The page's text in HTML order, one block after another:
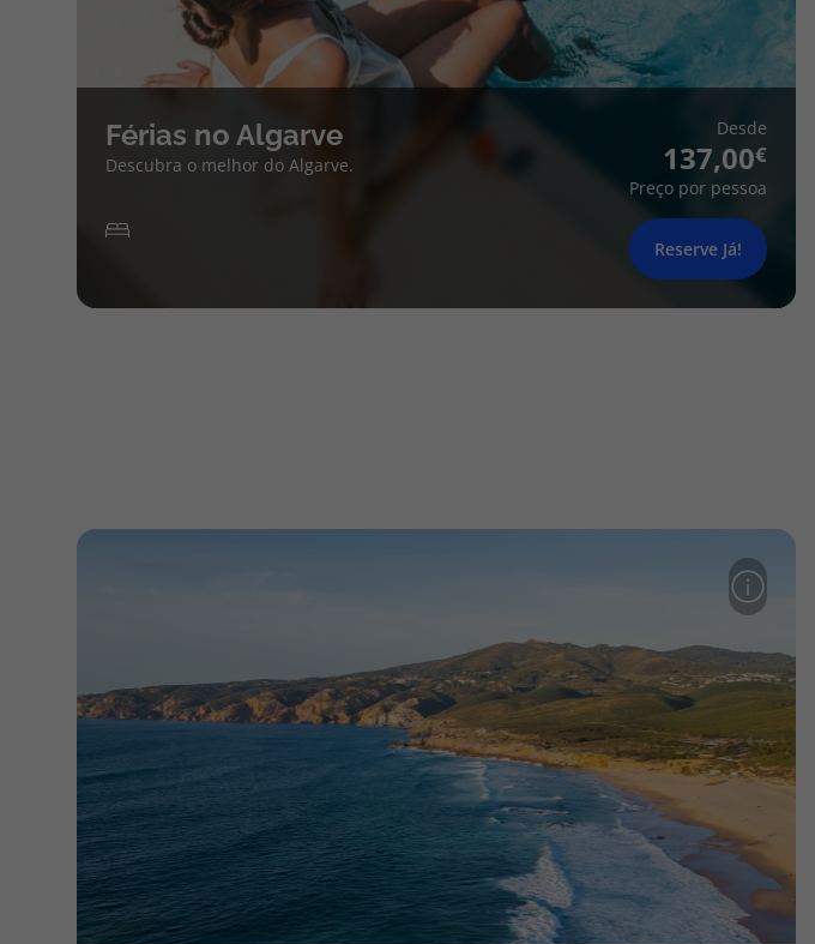
Férias no Algarve
Descubra o melhor do Algarve.
Desde
137,00
Preço por pessoa
Reserve Já!